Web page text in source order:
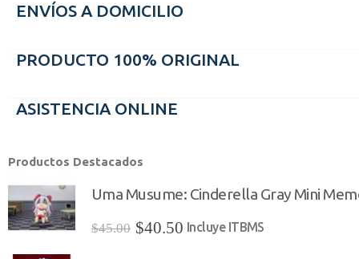
ENVÍOS A DOMICILIO
PRODUCTO 100% ORIGINAL
ASISTENCIA ONLINE
Productos Destacados
Uma Musume: Cinderella Gray Mini
$45.00 El
$40.50 El
Incluye ITBMS